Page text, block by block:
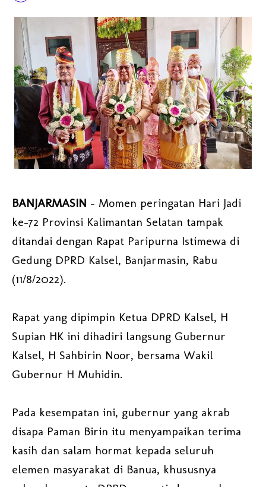
BANJARMASIN – Momen peringatan Hari Jadi
ke-72 Provinsi Kalimantan Selatan tampak
ditandai dengan Rapat Paripurna Istimewa di
Gedung DPRD Kalsel, Banjarmasin, Rabu
(11/8/2022).
Rapat yang dipimpin Ketua DPRD Kalsel, H
Supian HK ini dihadiri langsung Gubernur
Kalsel, H Sahbirin Noor, bersama Wakil
Gubernur H Muhidin.
Pada kesempatan ini, gubernur yang akrab
disapa Paman Birin itu menyampaikan terima
kasih dan salam hormat kepada seluruh
elemen masyarakat di Banua, khususnya